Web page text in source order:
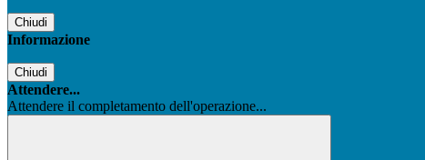
Chiudi
Informazione
Chiudi
Attendere...
Attendere il completamento dell'operazione...